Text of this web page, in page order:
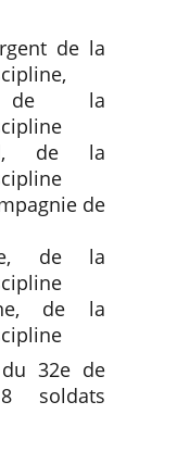
de la
de la
de la
de
de la
de la
32e de
soldats